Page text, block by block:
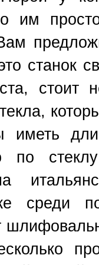
им
станок
стоит
иметь
по
среди